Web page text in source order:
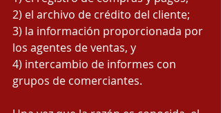
2) el archivo de crédito del cliente;
3) la información proporcionada por
los agentes de ventas, y
4) intercambio de informes con
grupos de comerciantes.